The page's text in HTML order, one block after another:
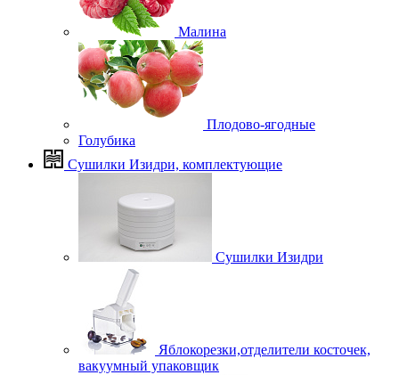
Малина
Плодово-ягодные
Голубика
Сушилки Изидри, комплектующие
Сушилки Изидри
Яблокорезки,отделители косточек,
вакуумный упаковщик